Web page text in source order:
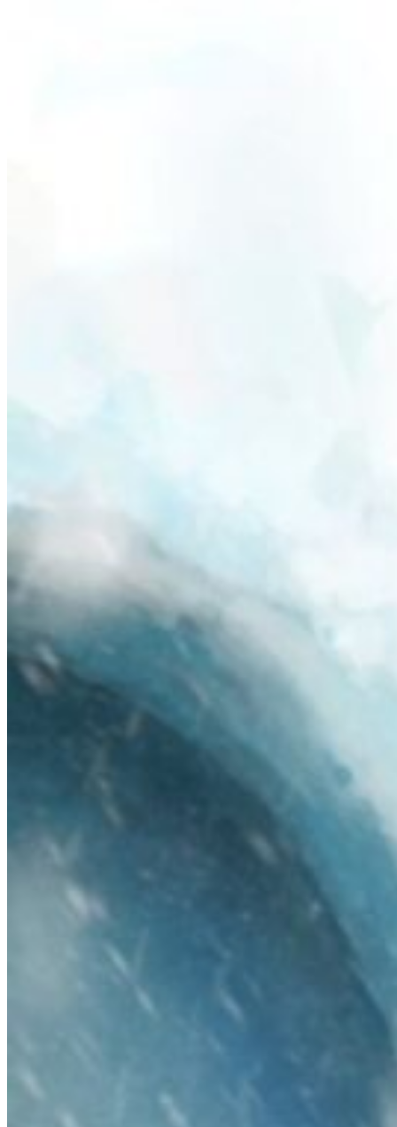
avanço da história.
Confira também:
10 Melhores animes com grandes enredos para
assistir
10 furos de roteiro de Naruto que só existem no
anime
Related Topics:Dandadan
Jujutsu Kaisen Modulo tem alienígenas?